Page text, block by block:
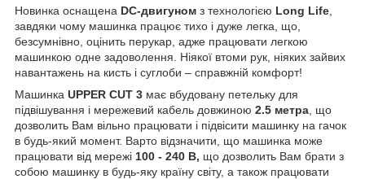
Новинка оснащена DC-двигуном з технологією Long Life
завдяки чому машинка працює тихо і дуже легка, що,
безсумнівно, оцінить перукар, адже працювати легкою
машинкою одне задоволення. Ніякої втоми рук, ніяких зайвих
навантажень на кисть і суглоби – справжній комфорт!
Машинка UPPER CUT 3 має вбудовану петельку для
підвішування і мережевий кабель довжиною 2.5 метра , що
дозволить Вам вільно працювати і підвісити машинку на гачок
в будь-який момент. Варто відзначити, що машинка може
працювати від мережі 100 - 240 В, що дозволить Вам брати з
собою машинку в будь-яку країну світу, а також працювати